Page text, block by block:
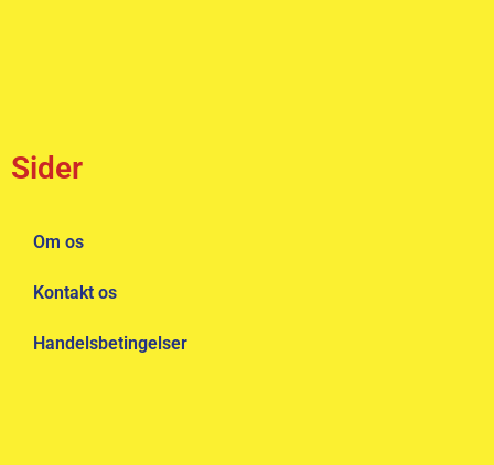
Sider
Om os
Kontakt os
Handelsbetingelser